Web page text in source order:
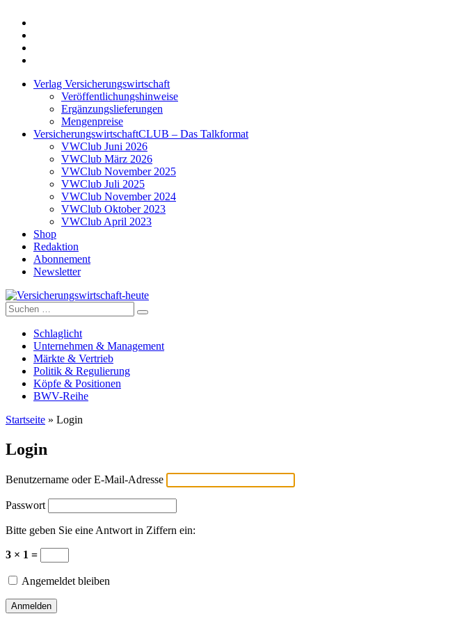
Verlag Versicherungswirtschaft
Veröffentlichungshinweise
Ergänzungslieferungen
Mengenpreise
VersicherungswirtschaftCLUB – Das Talkformat
VWClub Juni 2026
VWClub März 2026
VWClub November 2025
VWClub Juli 2025
VWClub November 2024
VWClub Oktober 2023
VWClub April 2023
Shop
Redaktion
Abonnement
Newsletter
Versicherungswirtschaft-heute
Suche
nach:
Schlaglicht
Unternehmen & Management
Märkte & Vertrieb
Politik & Regulierung
Köpfe & Positionen
BWV-Reihe
Startseite » Login
Login
Benutzername oder E-Mail-Adresse
Passwort
Bitte geben Sie eine Antwort in Ziffern ein:
3 × 1 =
Angemeldet bleiben